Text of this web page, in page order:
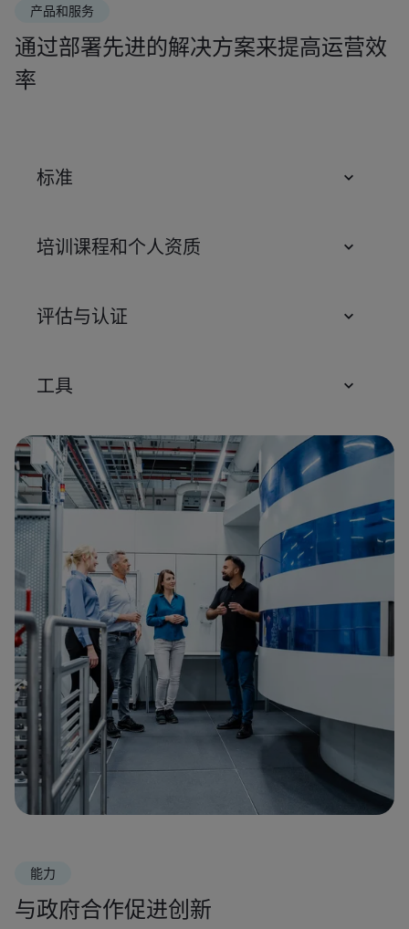
产品和服务
通过部署先进的解决方案来提高运营效
率
标准
培训课程和个人资质
评估与认证
工具
能力
与政府合作促进创新